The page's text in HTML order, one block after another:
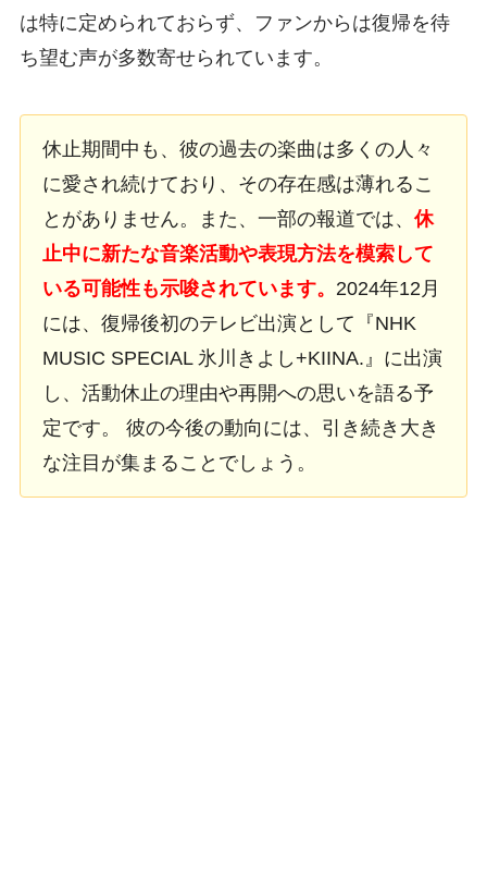
は特に定められておらず、ファンからは復帰を待
ち望む声が多数寄せられています。
休止期間中も、彼の過去の楽曲は多くの人々
に愛され続けており、その存在感は薄れるこ
とがありません。また、一部の報道では、 休
止中に新たな音楽活動や表現方法を模索して
いる可能性も示唆されています。 2024年12月
には、復帰後初のテレビ出演として『NHK
MUSIC SPECIAL 氷川きよし+KIINA.』に出演
し、活動休止の理由や再開への思いを語る予
定です。 彼の今後の動向には、引き続き大き
な注目が集まることでしょう。